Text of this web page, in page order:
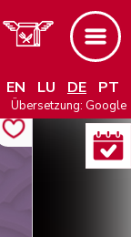
EN LU DE PT
Übersetzung: Google